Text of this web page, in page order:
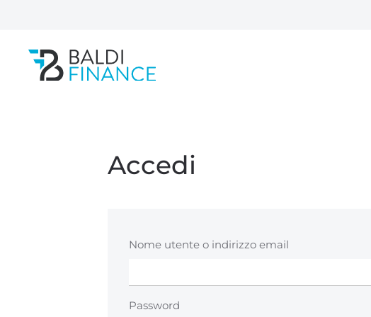
Accedi
Nome utente o indirizzo email
Password